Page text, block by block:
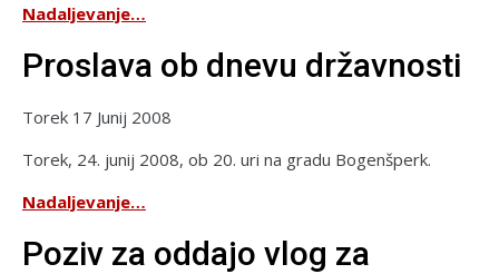
Nadaljevanje…
Proslava ob dnevu državnosti
Torek 17 Junij 2008
Torek, 24. junij 2008, ob 20. uri na gradu Bogenšperk.
Nadaljevanje…
Poziv za oddajo vlog za